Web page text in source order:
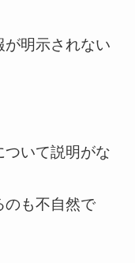
明示されない
ついて説明がな
のも不自然で